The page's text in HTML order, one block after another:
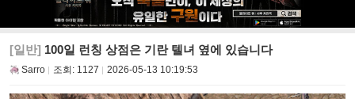
[일반] 100일 런칭 상점은 기란 텔녀 옆에 있습니다
Sarro 조회: 1127 2026-05-13 10:19:53